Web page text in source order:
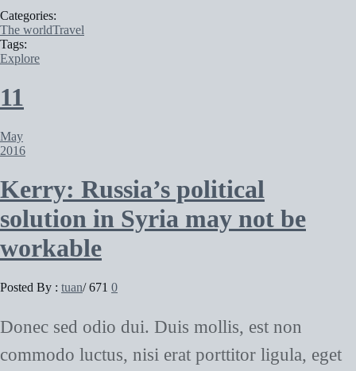
Categories:
The worldTravel
Tags:
Explore
11
May
2016
Kerry: Russia’s political
solution in Syria may not be
workable
Posted By : tuan/ 671 0
Donec sed odio dui. Duis mollis, est non
commodo luctus, nisi erat porttitor ligula, eget